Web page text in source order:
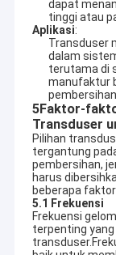
Produk
Pertunjukan
Tentang kami
Tur Pabrik
Kontrol
Hubungi kami
Berita
dapat
tinggi atau
Aplikasi:
Transduser
dalam
terutama di
manufaktur
5Faktor-
Transduser
Pilihan
tergantung
pembersihan,
harus
beberapa
5.1 Frekuensi
Frekuensi
terpenting
Guangdong Blue
adalah
dalam teknologi
diri dalam
pembersih
standar yang
Dengan
pelanggan kami,
menawarkan lebih
solusi
sukses.
Untuk Distributor
Kami
pembersih yang
pembersih
pada:
Ultrasonik Bagian